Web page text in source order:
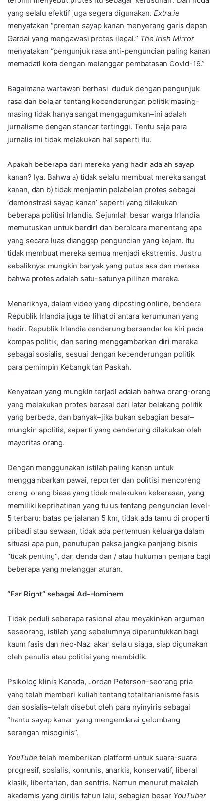
yang selalu efektif juga segera digunakan. Extra.ie
menyatakan “preman sayap kanan menyerang garis depan
Gardai yang mengawasi protes ilegal.” The Irish Mirror
menyatakan “pengunjuk rasa anti-penguncian paling kanan
memadati kota dengan melanggar pembatasan Covid-19.”
Bagaimana wartawan berhasil duduk dengan pengunjuk
rasa dan belajar tentang kecenderungan politik masing-
masing tidak hanya sangat mengagumkan–ini adalah
jurnalisme dengan standar tertinggi. Tentu saja para
jurnalis ini tidak melakukan hal seperti itu.
Apakah beberapa dari mereka yang hadir adalah sayap
kanan? Iya. Bahwa a) tidak selalu membuat mereka sangat
kanan, dan b) tidak menjamin pelabelan protes sebagai
‘demonstrasi sayap kanan’ seperti yang dilakukan
beberapa politisi Irlandia. Sejumlah besar warga Irlandia
memutuskan untuk berdiri dan berbicara menentang apa
yang secara luas dianggap penguncian yang kejam. Itu
tidak membuat mereka semua menjadi ekstremis. Justru
sebaliknya: mungkin banyak yang putus asa dan merasa
bahwa protes adalah satu-satunya pilihan mereka.
Menariknya, dalam video yang diposting online, bendera
Republik Irlandia juga terlihat di antara kerumunan yang
hadir. Republik Irlandia cenderung bersandar ke kiri pada
kompas politik, dan sering menggambarkan diri mereka
sebagai sosialis, sesuai dengan kecenderungan politik
para pemimpin Kebangkitan Paskah.
Kenyataan yang mungkin terjadi adalah bahwa orang-orang
yang melakukan protes berasal dari latar belakang politik
yang berbeda, dan banyak–jika bukan sebagian besar–
mungkin apolitis, seperti yang cenderung dilakukan oleh
mayoritas orang.
Dengan menggunakan istilah paling kanan untuk
menggambarkan pawai, reporter dan politisi mencoreng
orang-orang biasa yang tidak melakukan kekerasan, yang
memiliki keprihatinan yang tulus tentang penguncian level-
5 terbaru: batas perjalanan 5 km, tidak ada tamu di properti
pribadi atau sewaan, tidak ada pertemuan keluarga dalam
situasi apa pun, penutupan paksa jangka panjang bisnis
“tidak penting”, dan denda dan / atau hukuman penjara bagi
beberapa yang melanggar aturan.
“Far Right” sebagai Ad-Hominem
Tidak peduli seberapa rasional atau meyakinkan argumen
seseorang, istilah yang sebelumnya diperuntukkan bagi
kaum fasis dan neo-Nazi akan selalu siaga, siap digunakan
oleh penulis atau politisi yang membidik.
Psikolog klinis Kanada, Jordan Peterson–seorang pria
yang telah memberi kuliah tentang totalitarianisme fasis
dan sosialis–telah disebut oleh para nyinyiris sebagai
“hantu sayap kanan yang mengendarai gelombang
serangan misoginis”.
YouTube telah memberikan platform untuk suara-suara
progresif, sosialis, komunis, anarkis, konservatif, liberal
klasik, libertarian, dan sentris. Namun menurut makalah
akademis yang dirilis tahun lalu, sebagian besar YouTuber